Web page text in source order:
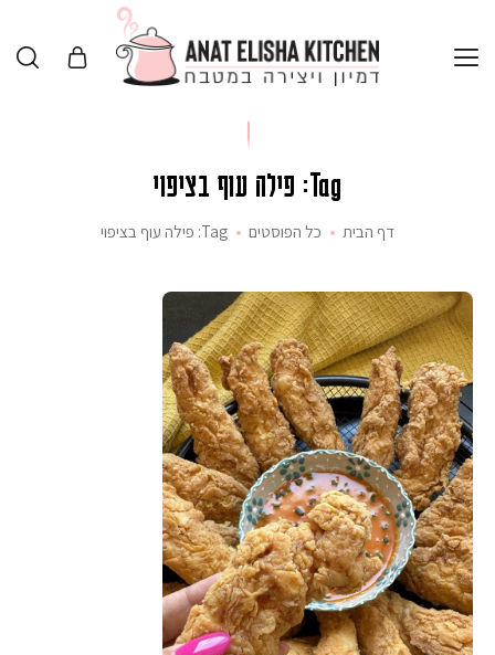
Tag: פילה עוף בציפוי
דף הבית כל הפוסטים Tag: פילה עוף בציפוי